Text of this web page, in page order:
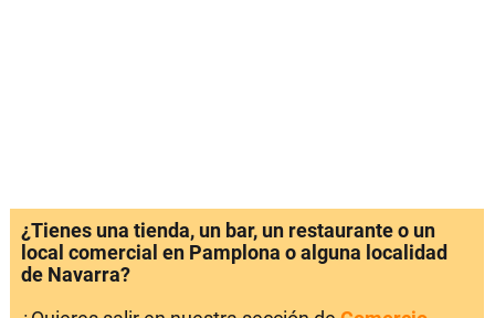
¿Tienes una tienda, un bar, un restaurante o un
local comercial en Pamplona o alguna localidad
de Navarra?